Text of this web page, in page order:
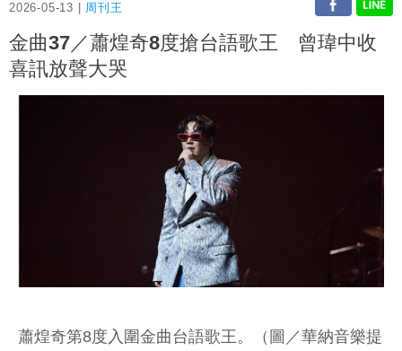
2026-05-13 | 周刊王
金曲37／蕭煌奇8度搶台語歌王 曾瑋中收
喜訊放聲大哭
蕭煌奇第8度入圍金曲台語歌王。（圖／華納音樂提